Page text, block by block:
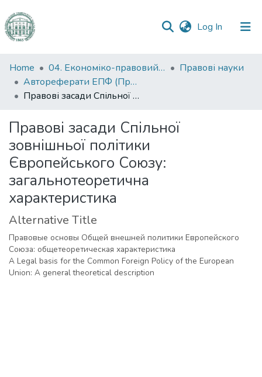
Log In (current)
Communities
&
Collections
Statistics
Home 04. Економіко-правовий факультет
Правові науки
Автореферати ЕПФ (Правові науки)
Правові засади Спільної зовнішньої політики Європейського Союзу: загальнотеоретична характеристика
Правові засади Спільної
зовнішньої політики
Європейського Союзу:
загальнотеоретична
характеристика
Alternative Title
Правовые основы Общей внешней политики Европейского
Союза: общетеоретическая характеристика
A Legal basis for the Common Foreign Policy of the European
Union: A general theoretical description